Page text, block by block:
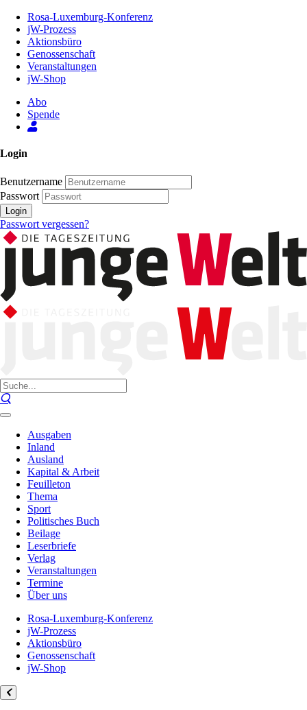
Inhalt
Seite
Rosa-Luxemburg-Konferenz
jW-Prozess
Aktionsbüro
Genossenschaft
Veranstaltungen
jW-Shop
Abo
Spende
Login
Benutzername
Passwort
Login
Passwort vergessen?
Ausgaben
Inland
Ausland
Kapital & Arbeit
Feuilleton
Thema
Sport
Politisches Buch
Beilage
Leserbriefe
Verlag
Veranstaltungen
Termine
Über uns
Rosa-Luxemburg-Konferenz
jW-Prozess
Aktionsbüro
Genossenschaft
jW-Shop